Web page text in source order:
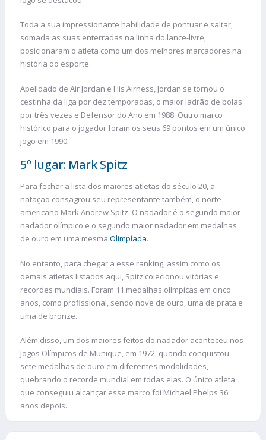
Toda a sua impressionante habilidade de pontuar e saltar,
somada as suas enterradas na linha do lance-livre,
posicionaram o atleta como um dos melhores marcadores na
história do esporte.
Apelidado de Air Jordan e His Airness, Jordan se tornou o
cestinha da liga por dez temporadas, o maior ladrão de bolas
por três vezes e Defensor do Ano em 1988. Outro marco
histórico para o jogador foram os seus 69 pontos em um único
jogo em 1990.
5º lugar: Mark Spitz
Para fechar a lista dos maiores atletas do século 20, a
natação consagrou seu representante também, o norte-
americano Mark Andrew Spitz. O nadador é o segundo maior
nadador olímpico e o segundo maior nadador em medalhas
de ouro em uma mesma Olimpíada.
No entanto, para chegar a esse ranking, assim como os
demais atletas listados aqui, Spitz colecionou vitórias e
recordes mundiais. Foram 11 medalhas olímpicas em cinco
anos, como profissional, sendo nove de ouro, uma de prata e
uma de bronze.
Além disso, um dos maiores feitos do nadador aconteceu nos
Jogos Olímpicos de Munique, em 1972, quando conquistou
sete medalhas de ouro em diferentes modalidades,
quebrando o recorde mundial em todas elas. O único atleta
que conseguiu alcançar esse marco foi Michael Phelps 36
anos depois.